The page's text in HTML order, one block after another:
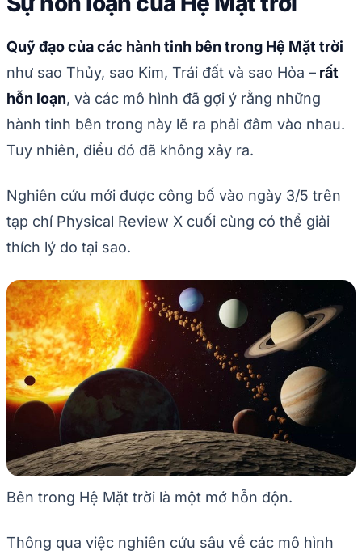
Quỹ đạo của các hành tinh bên trong Hệ Mặt trời
như sao Thủy, sao Kim, Trái đất và sao Hỏa – ​​rất
hỗn loạn, và các mô hình đã gợi ý rằng những
hành tinh bên trong này lẽ ra phải đâm vào nhau.
Tuy nhiên, điều đó đã không xảy ra.
Nghiên cứu mới được công bố vào ngày 3/5 trên
tạp chí Physical Review X cuối cùng có thể giải
thích lý do tại sao.
Bên trong Hệ Mặt trời là một mớ hỗn độn.
Thông qua việc nghiên cứu sâu về các mô hình